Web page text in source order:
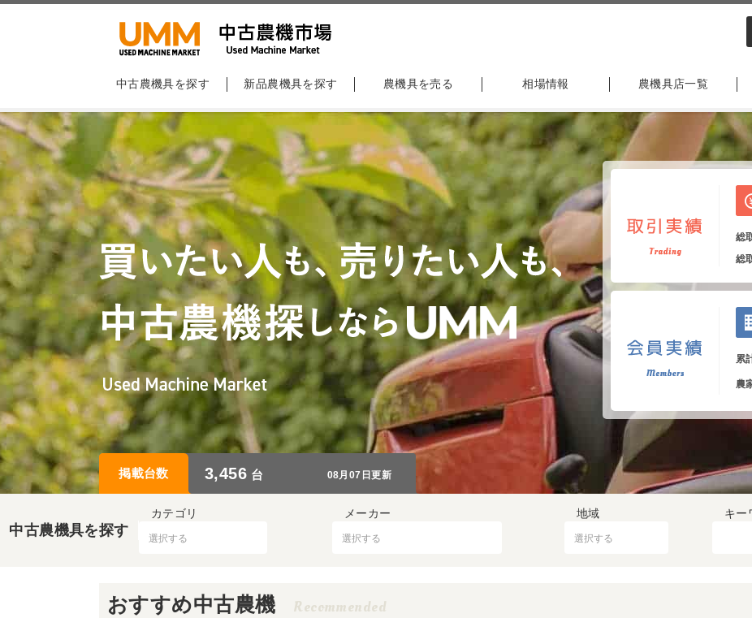
中古農機具を探す 新品農機具を探す 農機具を売る 相場情報 農機具店一覧
掲載台数 3,456 台 08月07日更新
総
総
累
農
中古農機具を探す
カテゴリ メーカー 地域 キー
おすすめ中古農機 Recommended